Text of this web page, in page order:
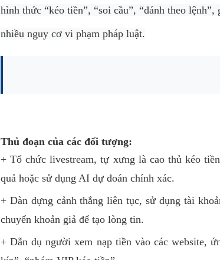
hình thức “kéo tiền”, “soi cầu”, “đánh theo
nhiều nguy cơ vi phạm pháp luật.
Thủ đoạn của các đối tượng:
+ Tổ chức livestream, tự xưng là cao thủ kéo
quả hoặc sử dụng AI dự đoán chính xác.
+ Dàn dựng cảnh thắng liên tục, sử dụng tài
chuyển khoản giả để tạo lòng tin.
+ Dẫn dụ người xem nạp tiền vào các website,